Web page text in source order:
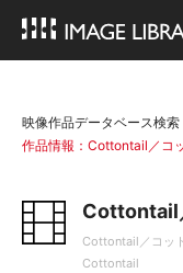
映像作品データベース検索
作品情報：Cottontail／コ
Cottontail
Cottontail／コッ
Cottontail